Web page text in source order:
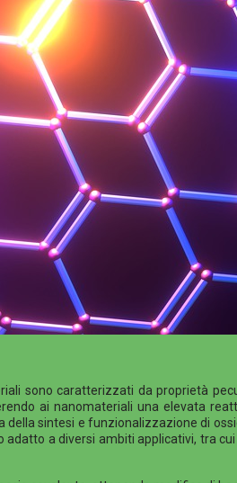
sono caratterizzati da proprietà
ai nanomateriali una elevata
sintesi e funzionalizzazione di
a diversi ambiti applicativi, tra